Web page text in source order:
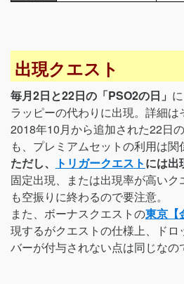
出現クエスト
毎月2日と22日の「PSO2の日」 に
ラッピーの代わりに出現。詳細は
2018年10月から追加された22日
も、プレミアムセットの利用は関
ただし、
トリガークエストには出
固定出現、または出現率が高い
も空振りに終わるので要注意。
また、ボーナスクエストの東京【
現するがクエストの仕様上、ド
バーが付与されない点は同じなの